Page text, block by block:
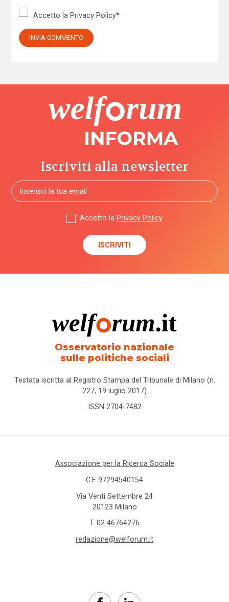
Accetto la Privacy Policy*
Iscriviti alla newsletter
Accetto la Privacy Policy
Osservatorio nazionale
sulle politiche sociali
Testata iscritta al Registro Stampa del Tribunale di Milano (n.
227, 19 luglio 2017)
ISSN 2704-7482
Associazione per la Ricerca Sociale
C.F. 97294540154
Via Venti Settembre 24
20123 Milano
T. 02 46764276
redazione@welforum.it